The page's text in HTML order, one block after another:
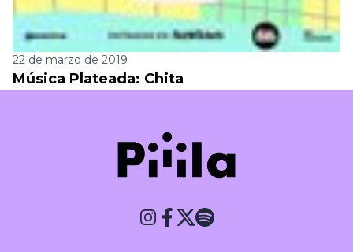
22 de marzo de 2019
Música Plateada: Chita